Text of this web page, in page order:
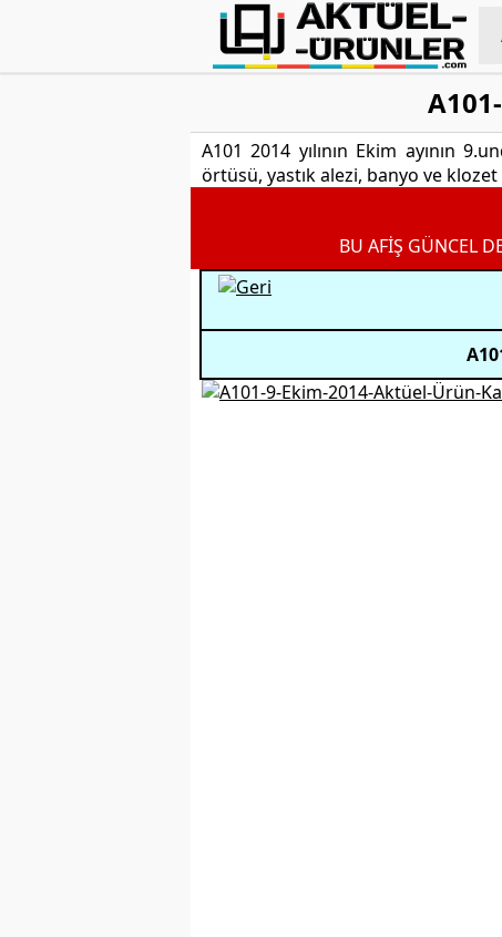
A101 2014 yılının Ekim ayının
örtüsü, yastık alezi, banyo ve
BU AFİŞ GÜNCEL